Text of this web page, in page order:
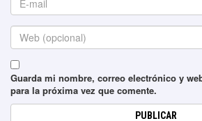
Guarda mi nombre, correo electrónico y
para la próxima vez que comente.